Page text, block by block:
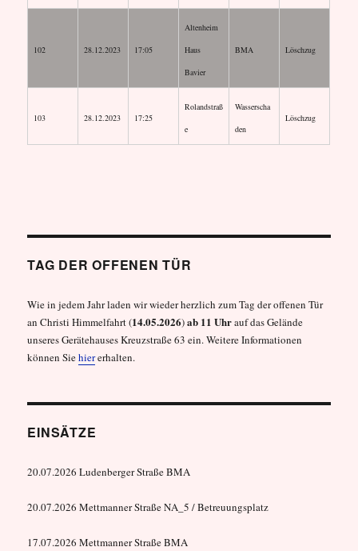
102 28.12.2023 17:05
Altenheim
Haus
Bavier
BMA Löschzug
103 28.12.2023 17:25
Rolandstraß
e
Wasserscha
den
Löschzug
TAG DER OFFENEN TÜR
Wie in jedem Jahr laden wir wieder herzlich zum Tag der offenen Tür
an Christi Himmelfahrt (14.05.2026)ab 11 Uhrauf das Gelände
unseres Gerätehauses Kreuzstraße 63 ein. Weitere Informationen
können Siehiererhalten.
EINSÄTZE
20.07.2026 Ludenberger Straße BMA
20.07.2026 Mettmanner Straße NA_5 / Betreuungsplatz
17.07.2026 Mettmanner Straße BMA